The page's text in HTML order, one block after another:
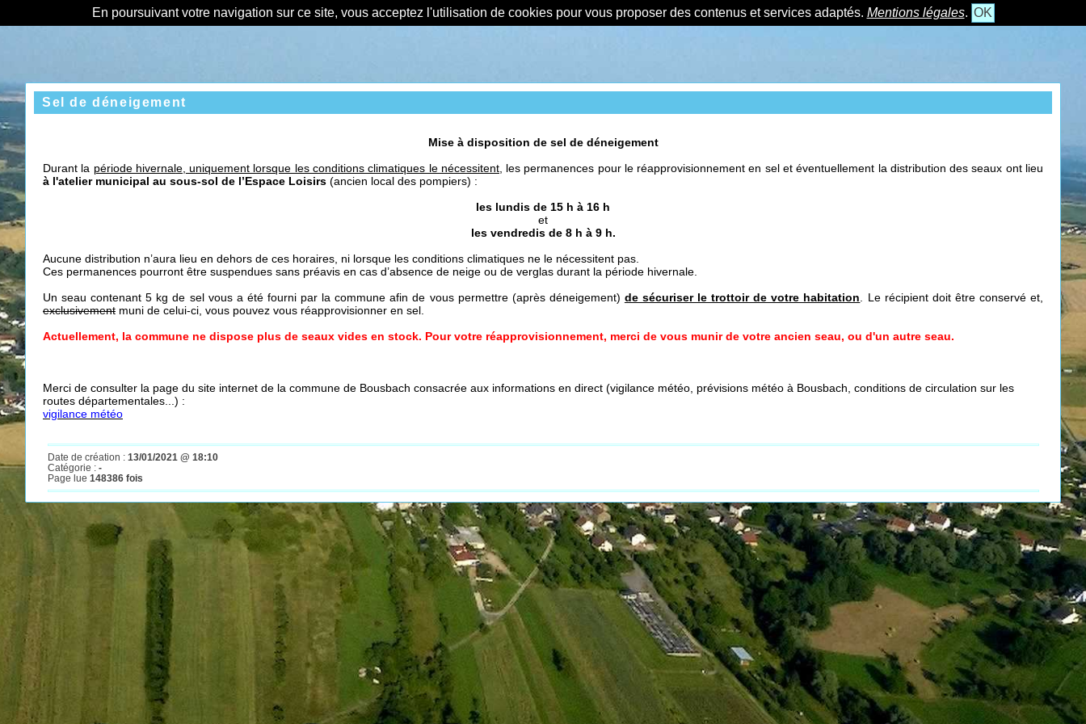
En poursuivant votre navigation sur ce site, vous acceptez l'utilisation de cookies pour vous proposer des contenus et services adaptés. Mentions légales. OK
Sel de déneigement
Mise à disposition de sel de déneigement
Durant la période hivernale, uniquement lorsque les conditions climatiques le nécessitent, les permanences pour le réapprovisionnement en sel et éventuellement la distribution des seaux ont lieu
à l'atelier municipal au sous-sol de l’Espace Loisirs (ancien local des pompiers) :
les lundis de 15 h à 16 h
et
les vendredis de 8 h à 9 h.
Aucune distribution n’aura lieu en dehors de ces horaires, ni lorsque les conditions climatiques ne le nécessitent pas.
Ces permanences pourront être suspendues sans préavis en cas d’absence de neige ou de verglas durant la période hivernale.
Un seau contenant 5 kg de sel vous a été fourni par la commune afin de vous permettre (après déneigement) de sécuriser le trottoir de votre habitation . Le récipient doit être conservé et,
exclusivement muni de celui-ci, vous pouvez vous réapprovisionner en sel.
Actuellement, la commune ne dispose plus de seaux vides en stock. Pour votre réapprovisionnement, merci de vous munir de votre ancien seau, ou d'un autre seau.
Merci de consulter la page du site internet de la commune de Bousbach consacrée aux informations en direct (vigilance météo, prévisions météo à Bousbach, conditions de circulation sur les
routes départementales...) :
vigilance météo
Date de création : 13/01/2021 @ 18:10
Catégorie : -
Page lue 148386 fois